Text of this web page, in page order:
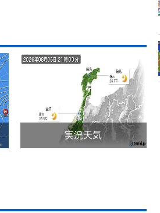
実況天気